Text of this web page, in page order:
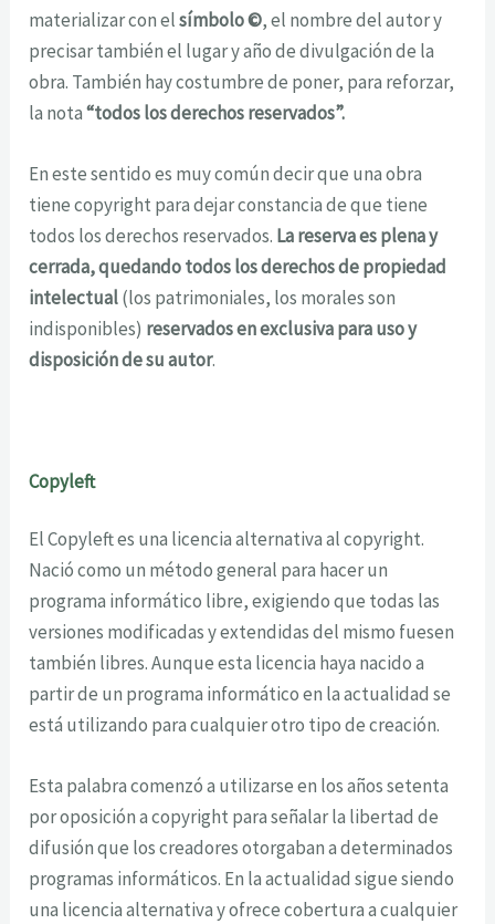
materializar con elsímbolo ©, el nombre del autor y
precisar también el lugar y año de divulgación de la
obra. También hay costumbre de poner, para reforzar,
la nota“todos los derechos reservados”.
En este sentido es muy común decir que una obra
tiene copyright para dejar constancia de que tiene
todos los derechos reservados. La reserva es plena y
cerrada, quedando todos los derechos de propiedad
intelectual(los patrimoniales, los morales son
indisponibles) reservados en exclusiva para uso y
disposición de su autor.
Copyleft
El Copyleft es una licencia alternativa al copyright.
Nació como un método general para hacer un
programa informático libre, exigiendo que todas las
versiones modificadas y extendidas del mismo fuesen
también libres. Aunque esta licencia haya nacido a
partir de un programa informático en la actualidad se
está utilizando para cualquier otro tipo de creación.
Esta palabra comenzó a utilizarse en los años setenta
por oposición a copyright para señalar la libertad de
difusión que los creadores otorgaban a determinados
programas informáticos. En la actualidad sigue siendo
una licencia alternativa y ofrece cobertura a cualquier